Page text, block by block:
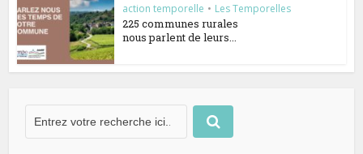
action temporelle • Les Temporelles
225 communes rurales
nous parlent de leurs...